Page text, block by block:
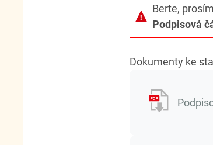
Berte,
Podpisová
Dokumenty ke